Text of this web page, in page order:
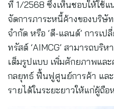
ที่ 1/2568 ซึ่งเห็นชอบให้ใช้แ
จัดการภาระหนี้ค้างของบริษั
จำกัด หรือ ‘ดี-แลนด์’ การเป
ทรัสต์ ‘AIMCG’ สามารถบริ
เต็มรูปแบบ เพิ่มศักยภาพและ
กลยุทธ์ ฟื้นฟูศูนย์การค้า และ
รายได้ในระยะยาวให้แก่ผู้ถื